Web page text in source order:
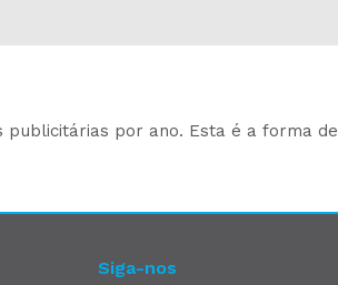
por ano. Esta é a forma de
Siga-nos